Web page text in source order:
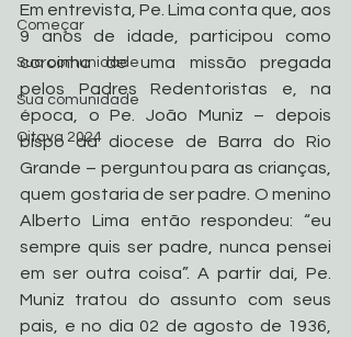
Começar
Sua comunidade
Sua comunidade
Oitava 2024
Em entrevista, Pe. Lima conta que, aos
9 anos de idade, participou como
coroinha de uma missão pregada
pelos Padres Redentoristas e, na
época, o Pe. João Muniz – depois
bispo da diocese de Barra do Rio
Grande – perguntou para as crianças,
quem gostaria de ser padre. O menino
Alberto Lima então respondeu: “eu
sempre quis ser padre, nunca pensei
em ser outra coisa”. A partir daí, Pe.
Muniz tratou do assunto com seus
pais, e no dia 02 de agosto de 1936,